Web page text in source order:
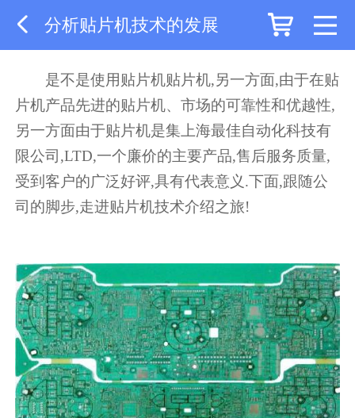
分析贴片机技术的发展
是不是使用贴片机贴片机,另一方面,由于在贴
片机产品先进的贴片机、市场的可靠性和优越性,
另一方面由于贴片机是集上海最佳自动化科技有
限公司,LTD,一个廉价的主要产品,售后服务质量,
受到客户的广泛好评,具有代表意义.下面,跟随公
司的脚步,走进贴片机技术介绍之旅!